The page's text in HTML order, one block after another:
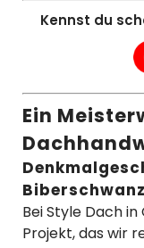
Kennst du
Ein
Bei Style Dach
Projekt, das wir